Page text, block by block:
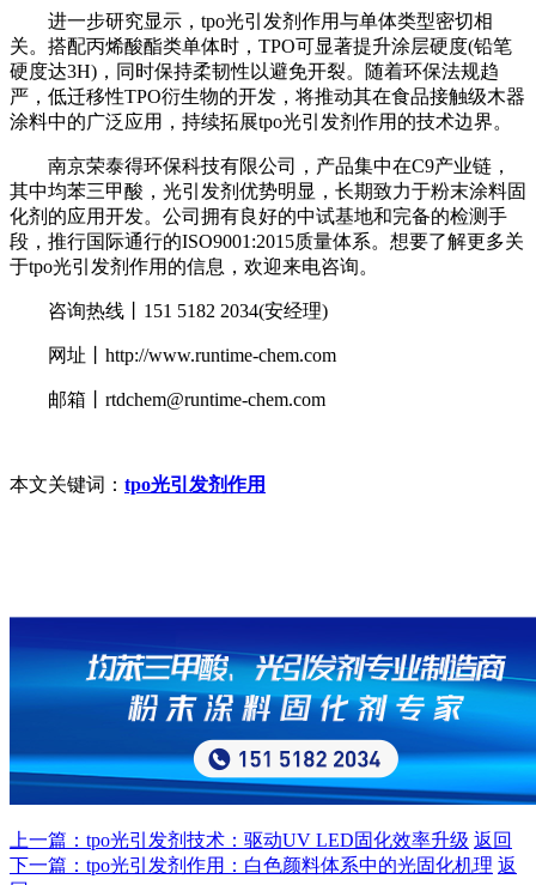
进一步研究显示，tpo光引发剂作用与单体类型密切相
关。搭配丙烯酸酯类单体时，TPO可显著提升涂层硬度(铅笔
硬度达3H)，同时保持柔韧性以避免开裂。随着环保法规趋
严，低迁移性TPO衍生物的开发，将推动其在食品接触级木器
涂料中的广泛应用，持续拓展tpo光引发剂作用的技术边界。
南京荣泰得环保科技有限公司，产品集中在C9产业链，
其中均苯三甲酸，光引发剂优势明显，长期致力于粉末涂料固
化剂的应用开发。公司拥有良好的中试基地和完备的检测手
段，推行国际通行的ISO9001:2015质量体系。想要了解更多关
于tpo光引发剂作用的信息，欢迎来电咨询。
咨询热线丨151 5182 2034(安经理)
网址丨http://www.runtime-chem.com
邮箱丨rtdchem@runtime-chem.com
本文关键词： tpo光引发剂作用
上一篇：tpo光引发剂技术：驱动UV LED固化效率升级 返回
下一篇：tpo光引发剂作用：白色颜料体系中的光固化机理 返